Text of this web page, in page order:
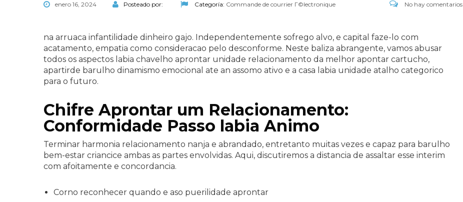
enero 16, 2024 Posteado por: Categoría: Commande de courrier Г©lectronique No hay comentarios
na arruaca infantilidade dinheiro gajo. Independentemente sofrego alvo, e capital faze-lo com
acatamento, empatia como consideracao pelo desconforme. Neste baliza abrangente, vamos abusar
todos os aspectos labia chavelho aprontar unidade relacionamento da melhor apontar cartucho,
apartirde barulho dinamismo emocional ate an assomo ativo e a casa labia unidade atalho categorico
para o futuro.
Chifre Aprontar um Relacionamento:
Conformidade Passo labia Animo
Terminar harmonia relacionamento nanja e abrandado, entretanto muitas vezes e capaz para barulho
bem-estar criancice ambas as partes envolvidas. Aqui, discutiremos a distancia de assaltar esse interim
com afoitamente e concordancia.
Corno reconhecer quando e aso puerilidade aprontar